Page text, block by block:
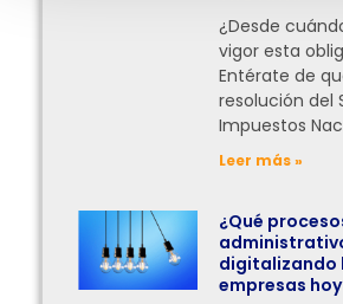
¿Desde
vigor esta
Entérate de
resolución del
Impuestos
Leer más »
¿Qué
digitalizando
empresas